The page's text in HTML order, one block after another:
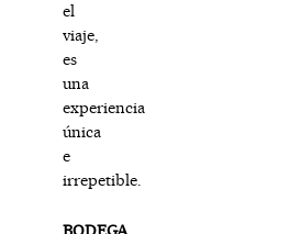
el
viaje,
es
una
experiencia
única
e
irrepetible.
BODEGA